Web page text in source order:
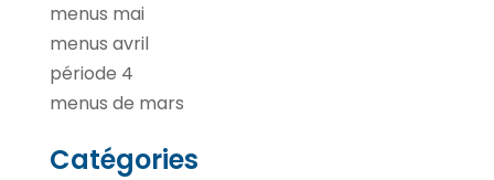
menus mai
menus avril
période 4
menus de mars
Catégories